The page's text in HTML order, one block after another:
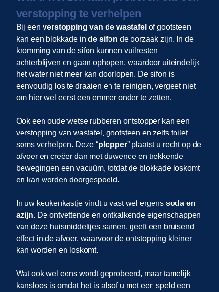
verstopping te verhelpen
Bij een verstopping van de wastafel of gootsteen
kan een blokkade in de sifon de oorzaak zijn. In de
kromming van de sifon kunnen vuilresten
achterblijven en gaan ophopen, waardoor uiteindelijk
het water niet meer kan doorlopen. De sifon is
eenvoudig los te draaien en te reinigen, vergeet niet
om hier wel eerst een emmer onder te zetten.
Ook een ouderwetse rubberen ontstopper kan een
verstopping van wastafel, gootsteen en zelfs toilet
soms verhelpen. Deze “plopper” plaatst u recht op de
afvoer en creëer dan met duwende en trekkende
bewegingen een vacuüm, totdat de blokkade loskomt
en kan worden doorgespoeld.
In uw keukenkastje vindt u vast wel ergens soda en
azijn. De ontvettende en ontkalkende eigenschappen
van deze huismiddeltjes samen, geeft een bruisend
effect in de afvoer, waarvoor de ontstopping kleiner
kan worden en loskomt.
Wat ook wel eens wordt geprobeerd, maar tamelijk
kansloos is omdat het is alsof u met een speld een